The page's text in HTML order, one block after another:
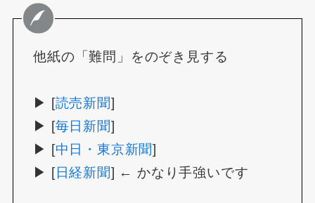
他紙の「難問」をのぞき見する
▶ [読売新聞]
▶ [毎日新聞]
▶ [中日・東京新聞]
▶ [日経新聞] ← かなり手強いです